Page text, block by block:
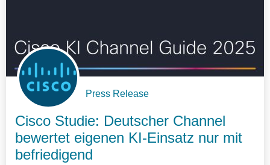
Press Release
Cisco Studie: Deutscher Channel
bewertet eigenen KI-Einsatz nur mit
befriedigend